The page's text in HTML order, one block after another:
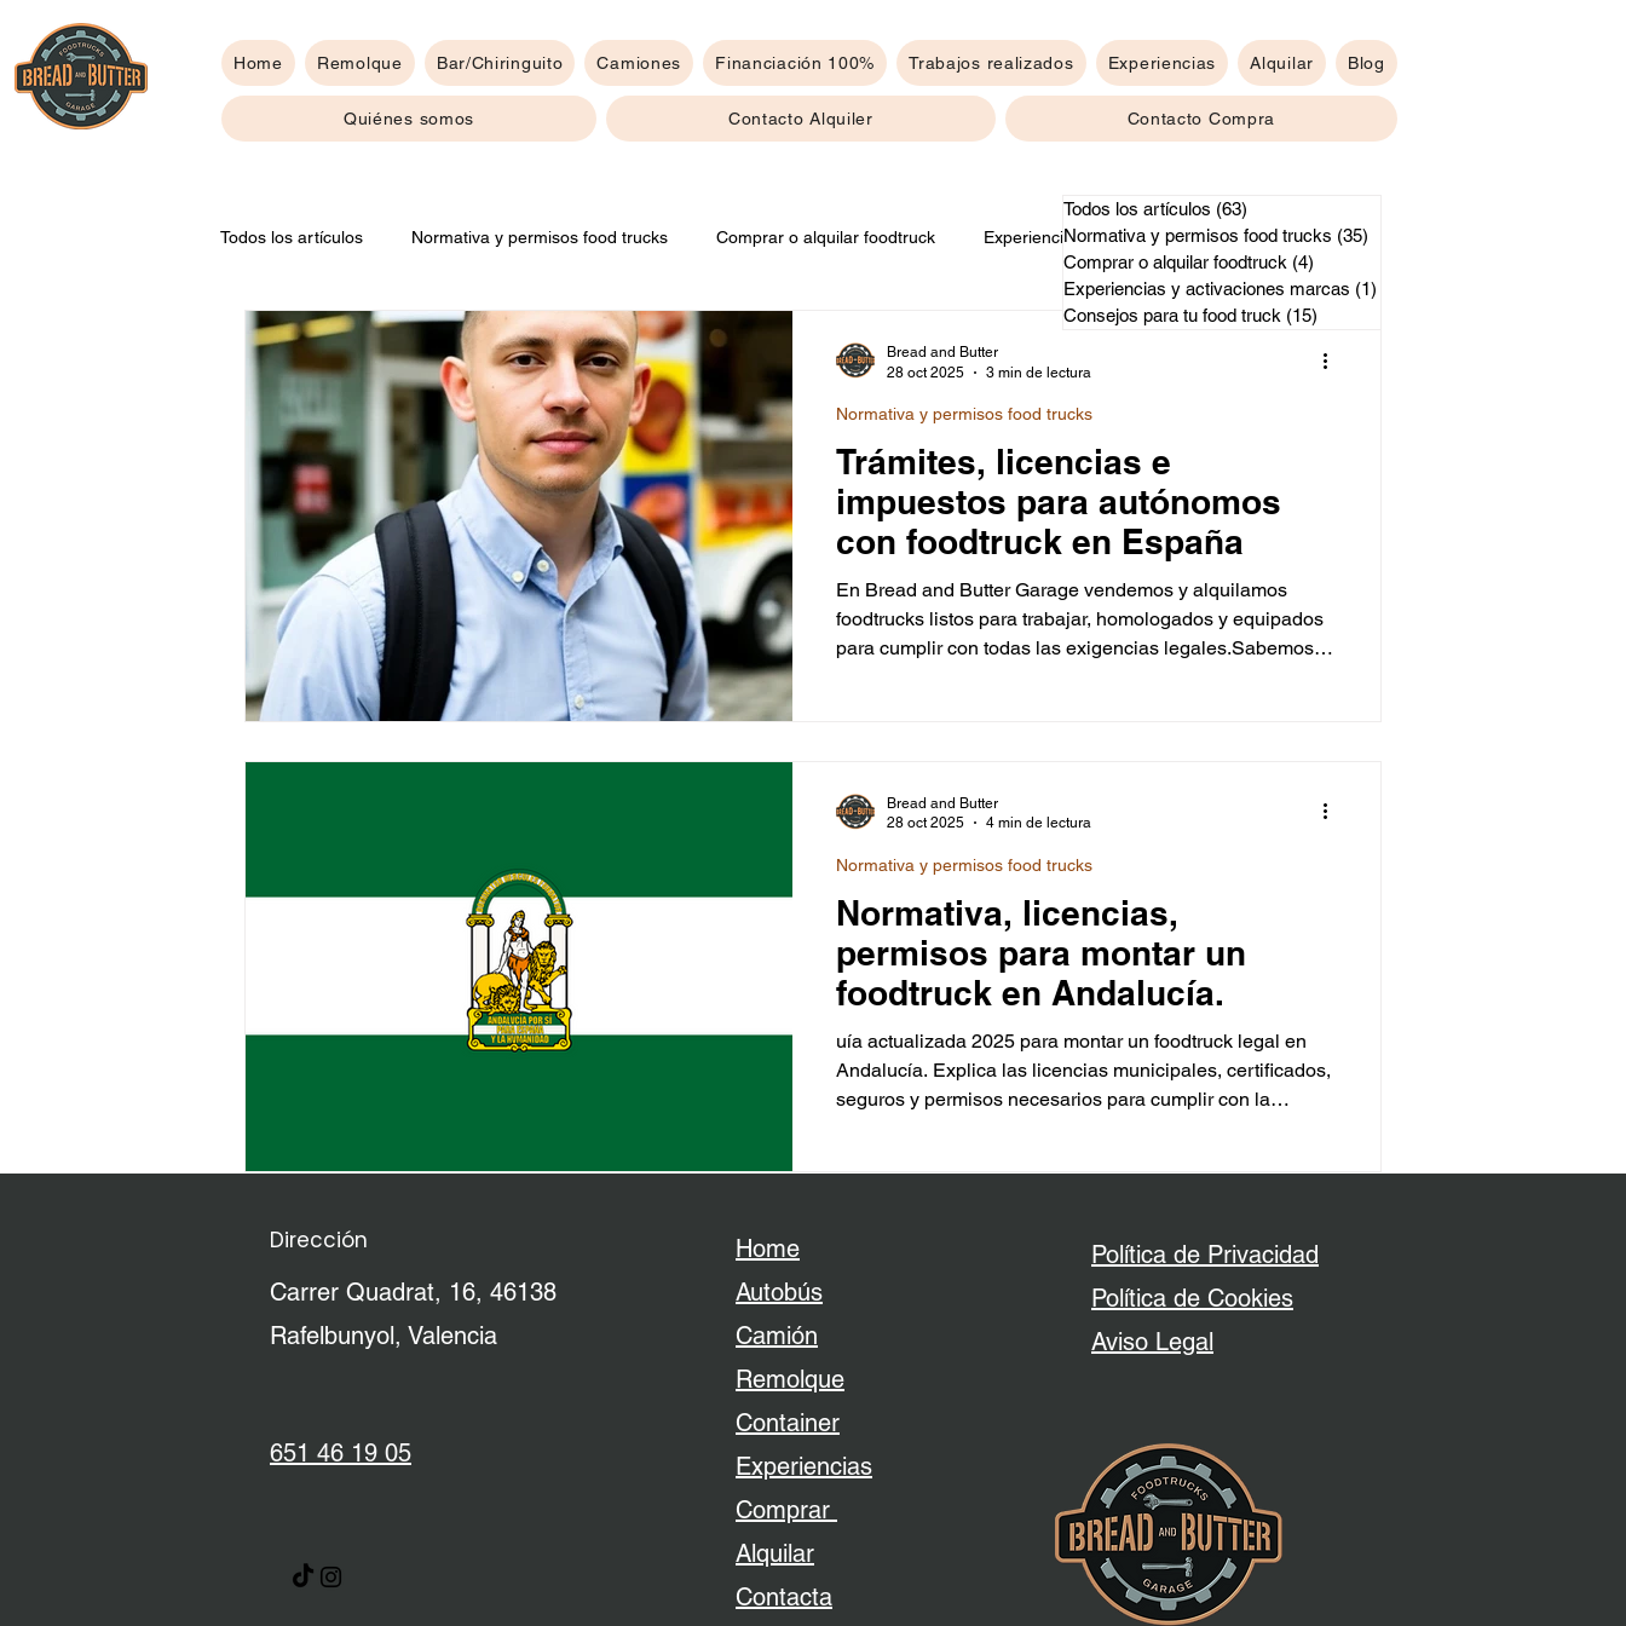
Home Remolque Bar/Chiringuito Camiones Financiación 100% Trabajos realizados Experiencias Alquilar Blog
Quiénes somos Contacto Alquiler Contacto Compra
Todos los artículos Normativa y permisos food trucks Comprar o alquilar foodtruck Experiencias y activaciones marcas
Consejos para tu food truck
Trámites, licencias e
impuestos para autónomos
con foodtruck en España
En Bread and Butter Garage vendemos y alquilamos
foodtrucks listos para trabajar, homologados y equipados
para cumplir con todas las exigencias legales.Sabemos
emprender con un foodtruck es una buena opción
Requisitos para darse de alta como autónomo Licencias y
Normativa y permisos food trucks
Bread and Butter
28 oct 2025
3 min de lectura
Normativa, licencias,
permisos para montar un
foodtruck en Andalucía.
uía actualizada 2025 para montar un foodtruck legal en
Andalucía. Explica las licencias municipales, certificados,
seguros y permisos necesarios para cumplir con la
Normativa y permisos food trucks
Bread and Butter
28 oct 2025
4 min de lectura
Todos los artículos (63)
Normativa y permisos food trucks (35)
Comprar o alquilar foodtruck (4)
Experiencias y activaciones marcas (1)
Consejos para tu food truck (15)
Dirección
Carrer Quadrat, 16, 46138
Rafelbunyol, Valencia
651 46 19 05
Home
Autobús
Camión
Remolque
Container
Experiencias
Comprar
Alquilar
Contacta
Política de Privacidad
Política de Cookies
​Aviso Legal